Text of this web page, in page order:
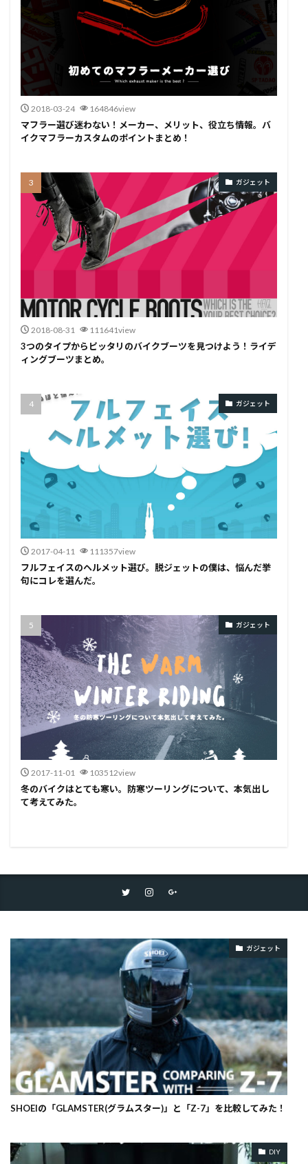
2018-03-24 164846view
マフラー選び迷わない！メーカー、メリット、役立ち情報。バ
イクマフラーカスタムのポイントまとめ！
ガジェット
2018-08-31 111641view
3つのタイプからピッタリのバイクブーツを見つけよう！ライデ
ィングブーツまとめ。
ガジェット
2017-04-11 111357view
フルフェイスのヘルメット選び。脱ジェットの僕は、悩んだ挙
句にコレを選んだ。
ガジェット
2017-11-01 103512view
冬のバイクはとても寒い。防寒ツーリングについて、本気出し
て考えてみた。
ガジェット
SHOEIの「GLAMSTER(グラムスター)」と「Z-7」を比較してみた！
DIY